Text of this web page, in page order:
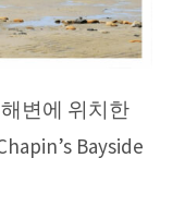
변에 위치한
Bayside